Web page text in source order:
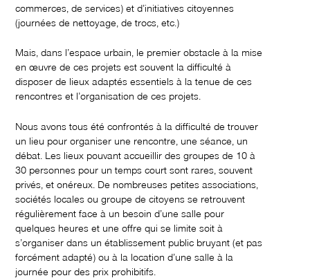
commerces, de services) et d’initiatives citoyennes
(journées de nettoyage, de trocs, etc.)
Mais, dans l’espace urbain, le premier obstacle à la mise
en œuvre de ces projets est souvent la difficulté à
disposer de lieux adaptés essentiels à la tenue de ces
rencontres et l’organisation de ces projets.
Nous avons tous été confrontés à la difficulté de trouver
un lieu pour organiser une rencontre, une séance, un
débat. Les lieux pouvant accueillir des groupes de 10 à
30 personnes pour un temps court sont rares, souvent
privés, et onéreux. De nombreuses petites associations,
sociétés locales ou groupe de citoyens se retrouvent
régulièrement face à un besoin d’une salle pour
quelques heures et une offre qui se limite soit à
s’organiser dans un établissement public bruyant (et pas
forcément adapté) ou à la location d’une salle à la
journée pour des prix prohibitifs.